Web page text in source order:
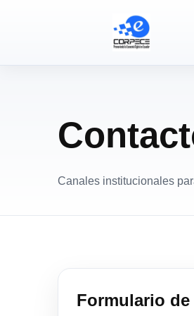
Canales institucionales
Formulario